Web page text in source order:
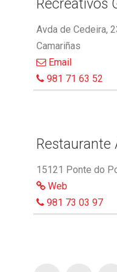
Recreativos
Avda de Cedeira,
Camariñas
Email
981 71 63 52
Restaurante
15121 Ponte do
Web
981 73 03 97